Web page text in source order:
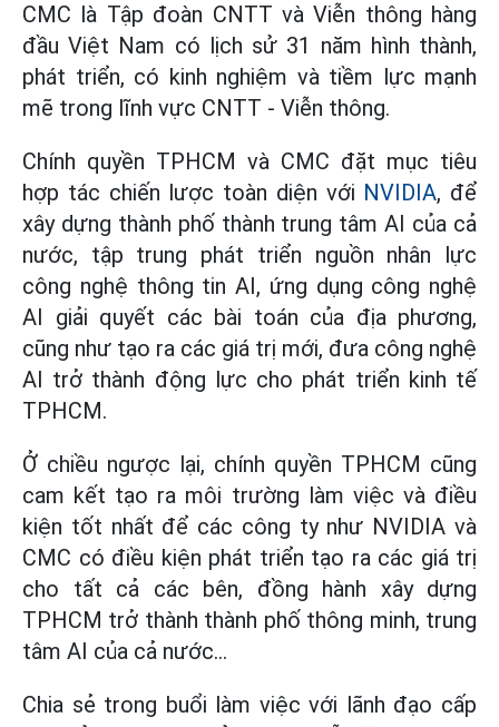
CMC là Tập đoàn CNTT và Viễn thông hàng
đầu Việt Nam có lịch sử 31 năm hình thành,
phát triển, có kinh nghiệm và tiềm lực mạnh
mẽ trong lĩnh vực CNTT - Viễn thông.
Chính quyền TPHCM và CMC đặt mục tiêu
hợp tác chiến lược toàn diện với NVIDIA, để
xây dựng thành phố thành trung tâm AI của cả
nước, tập trung phát triển nguồn nhân lực
công nghệ thông tin AI, ứng dụng công nghệ
AI giải quyết các bài toán của địa phương,
cũng như tạo ra các giá trị mới, đưa công nghệ
AI trở thành động lực cho phát triển kinh tế
TPHCM.
Ở chiều ngược lại, chính quyền TPHCM cũng
cam kết tạo ra môi trường làm việc và điều
kiện tốt nhất để các công ty như NVIDIA và
CMC có điều kiện phát triển tạo ra các giá trị
cho tất cả các bên, đồng hành xây dựng
TPHCM trở thành thành phố thông minh, trung
tâm AI của cả nước…
Chia sẻ trong buổi làm việc với lãnh đạo cấp